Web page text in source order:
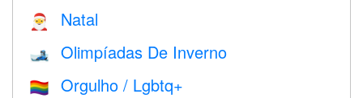
🎅 Natal
🎿 Olimpíadas De Inverno
🏳️‍🌈 Orgulho / Lgbtq+